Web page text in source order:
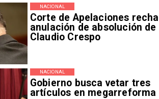
Corte de Apelaciones
anulación de absolución de
Claudio Crespo
NACIONAL
Gobierno busca vetar tres
artículos en megarreforma
NACIONAL